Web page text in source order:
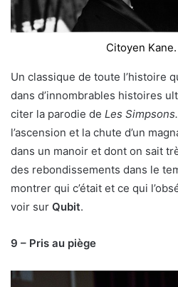
Citoyen
Un classique de toute l’histoire
dans d’innombrables histoires
citer la parodie de Les Simpsons.
l’ascension et la chute d’un
dans un manoir et dont on sait
des rebondissements dans le
montrer qui c’était et ce qui
voir sur Qubit.
9 – Pris au piège